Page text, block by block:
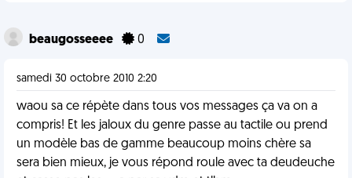
beaugosseeee 0
samedi 30 octobre 2010 2:20
waou sa ce répète dans tous vos messages ça va on a
compris! Et les jaloux du genre passe au tactile ou prend
un modèle bas de gamme beaucoup moins chère sa
sera bien mieux, je vous répond roule avec ta deudeuche